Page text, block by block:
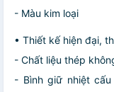
- Màu kim loại
• Thiết kế hiện đại,
- Chất liệu thép
- Bình giữ nhiệt